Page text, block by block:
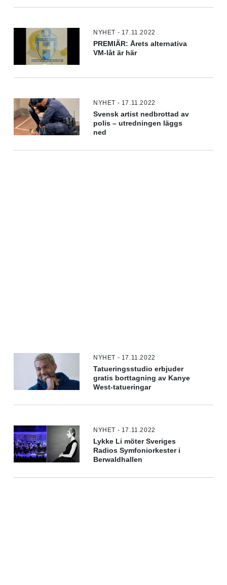
NYHET - 17.11.2022
PREMIÄR: Årets alternativa
VM-låt är här
NYHET - 17.11.2022
Svensk artist nedbrottad av
polis – utredningen läggs
ned
NYHET - 17.11.2022
Tatueringsstudio erbjuder
gratis borttagning av Kanye
West-tatueringar
NYHET - 17.11.2022
Lykke Li möter Sveriges
Radios Symfoniorkester i
Berwaldhallen